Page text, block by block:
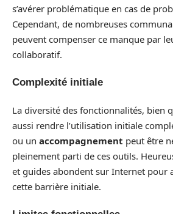
s’avérer problématique en cas de
Cependant, de nombreuses
peuvent compenser ce manque par
collaboratif.
Complexité initiale
La diversité des fonctionnalités, bien
aussi rendre l’utilisation initiale
ou un accompagnement peut être
pleinement parti de ces outils.
et guides abondent sur Internet pour
cette barrière initiale.